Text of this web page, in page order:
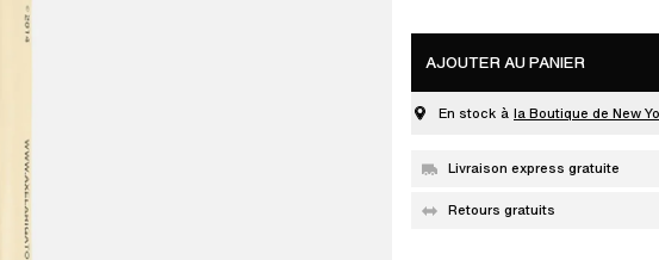
AJOUTER AU PANIER
En stock à la Boutique de New
Livraison express gratuite
Retours gratuits